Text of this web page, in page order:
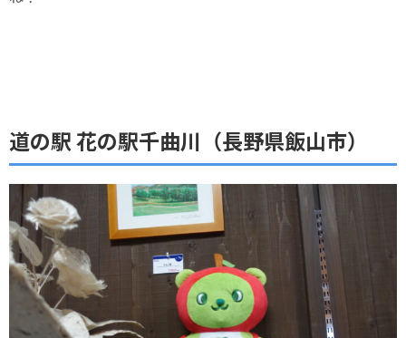
道の駅 花の駅千曲川（長野県飯山市）